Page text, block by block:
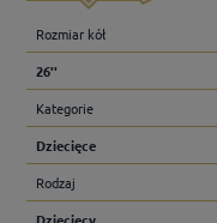
Rozmiar kół
26''
Kategorie
Dziecięce
Rodzaj